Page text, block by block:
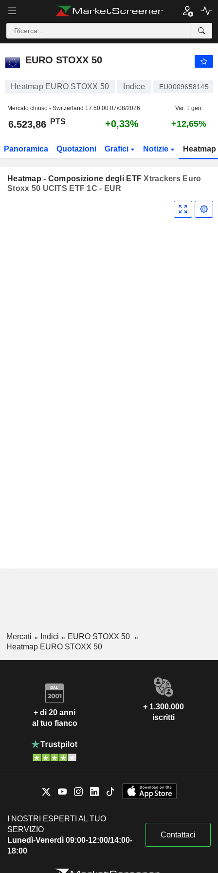
EURO STOXX 50
EURO STOXX 50
Heatmap EURO STOXX 50 Indice EU0009658145
Mercato chiuso - Switzerland 17:50:00 07/08/2026 Var. 1 gen.
6.523,86 PTS +0,33% +12,65%
Panoramica Quotazioni Grafici Notizie Heatmap
Heatmap - Composizione degli ETFXtrackers Euro
Stoxx 50 UCITS ETF 1C - EUR
Mercati Indici
EURO STOXX 50
Heatmap EURO STOXX 50
+ di 20 anni
al tuo fianco
+ 1.300.000
iscritti
I NOSTRI ESPERTI AL TUO
SERVIZIO
Lunedì-Venerdì 09:00-12:00/14:00-
18:00
Contattaci